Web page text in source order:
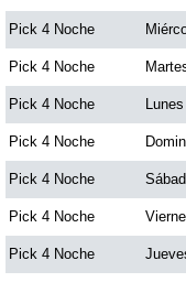
Dorado
Dorado
Dorado
Fantástica
Pick 4 Noche
Pick 4 Noche
Pick 4 Noche
Pick 4 Noche
Pick 4 Noche
Pick 4 Noche
Pick 4 Noche